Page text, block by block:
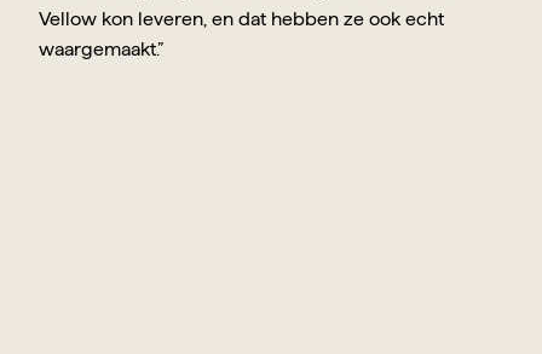
Vellow kon leveren, en dat hebben ze ook echt
waargemaakt.”